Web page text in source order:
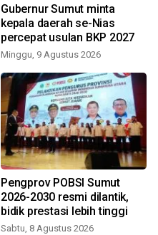
Gubernur Sumut minta
kepala daerah se-Nias
percepat usulan BKP 2027
Minggu, 9 Agustus 2026
Pengprov POBSI Sumut
2026-2030 resmi dilantik,
bidik prestasi lebih tinggi
Sabtu, 8 Agustus 2026